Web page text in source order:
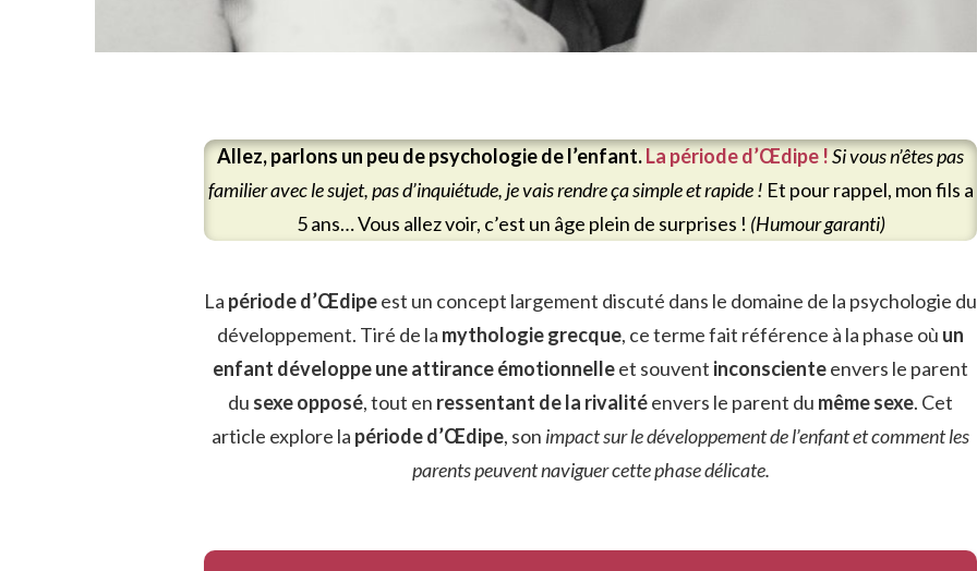
Allez, parlons un peu de psychologie de l’enfant.La période d’Œdipe !Si vous n’êtes pas
familier avec le sujet, pas d’inquiétude, je vais rendre ça simple et rapide ! Et pour rappel, mon fils a
5 ans… Vous allez voir, c’est un âge plein de surprises ! (Humour garanti)
La période d’Œdipeest un concept largement discuté dans le domaine de la psychologie du
développement. Tiré de la mythologie grecque, ce terme fait référence à la phase où un
enfant développe une attirance émotionnelleet souvent inconscienteenvers le parent
du sexe opposé, tout en ressentant de la rivalitéenvers le parent du même sexe. Cet
article explore la période d’Œdipe, son impact sur le développement de l’enfant et comment les
parents peuvent naviguer cette phase délicate.